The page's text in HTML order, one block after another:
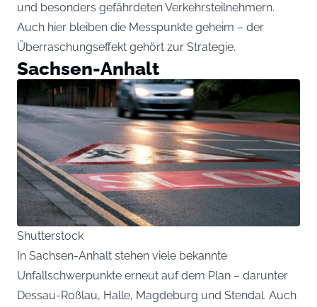
und besonders gefährdeten Verkehrsteilnehmern.
Auch hier bleiben die Messpunkte geheim – der
Überraschungseffekt gehört zur Strategie.
Sachsen-Anhalt
Shutterstock
In Sachsen-Anhalt stehen viele bekannte
Unfallschwerpunkte erneut auf dem Plan – darunter
Dessau-Roßlau, Halle, Magdeburg und Stendal. Auch